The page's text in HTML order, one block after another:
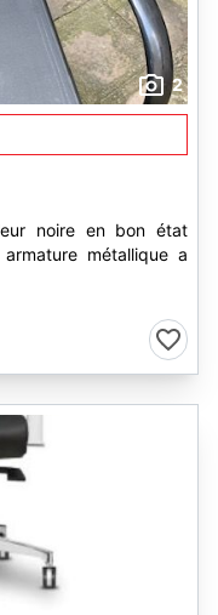
2
noire en bon état
métallique a